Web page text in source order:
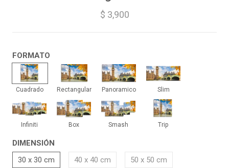
$ 3,900
FORMATO
Cuadrado
Cuadrado
Rectangular
Rectangular
Panoramico
Panoramico
Slim
Slim
Infiniti
Infiniti
Box
Box
Smash
Smash
Trip
Trip
DIMENSIÓN
30 x 30 cm
40 x 40 cm 50 x 50 cm